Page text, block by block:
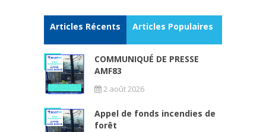
Articles Récents Articles Populaires
COMMUNIQUÉ DE PRESSE
AMF83
2 août 2026
Appel de fonds incendies de
forêt